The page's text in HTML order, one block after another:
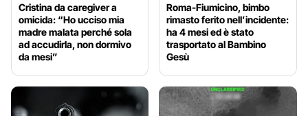
Cristina da caregiver a
omicida: “Ho ucciso mia
madre malata perché sola
ad accudirla, non dormivo
da mesi”
Roma-Fiumicino, bimbo
rimasto ferito nell’incidente:
ha 4 mesi ed è stato
trasportato al Bambino
Gesù